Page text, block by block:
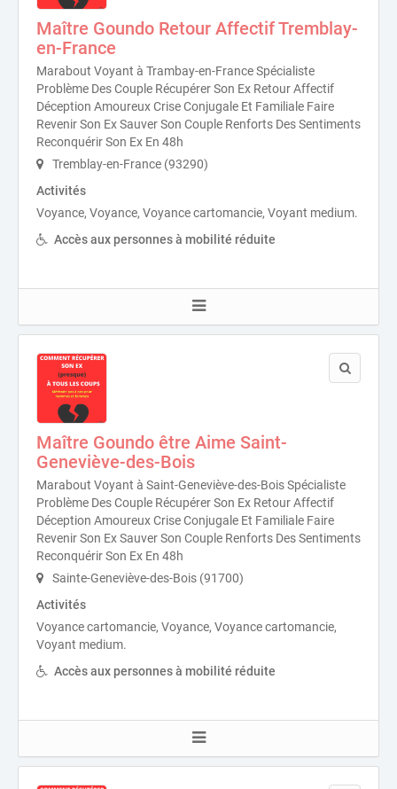
Maître Goundo Retour Affectif Tremblay-
en-France
Marabout Voyant à Trambay-en-France Spécialiste
Problème Des Couple Récupérer Son Ex Retour Affectif
Déception Amoureux Crise Conjugale Et Familiale Faire
Revenir Son Ex Sauver Son Couple Renforts Des Sentiments
Reconquérir Son Ex En 48h
Tremblay-en-France (93290)
Activités
Voyance, Voyance, Voyance cartomancie, Voyant medium.
Accès aux personnes à mobilité réduite
Maître Goundo être Aime Saint-
Geneviève-des-Bois
Marabout Voyant à Saint-Geneviève-des-Bois Spécialiste
Problème Des Couple Récupérer Son Ex Retour Affectif
Déception Amoureux Crise Conjugale Et Familiale Faire
Revenir Son Ex Sauver Son Couple Renforts Des Sentiments
Reconquérir Son Ex En 48h
Sainte-Geneviève-des-Bois (91700)
Activités
Voyance cartomancie, Voyance, Voyance cartomancie,
Voyant medium.
Accès aux personnes à mobilité réduite